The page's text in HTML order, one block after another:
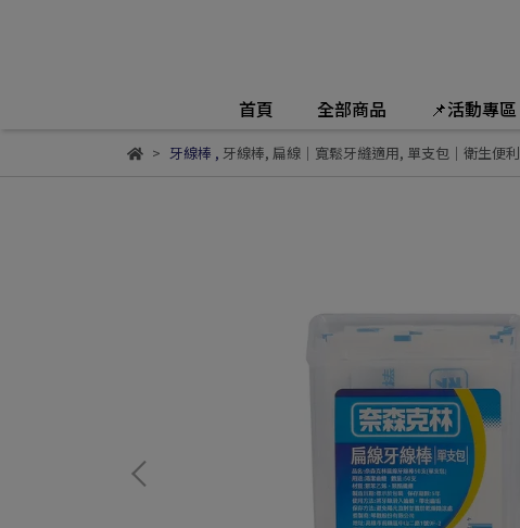
首頁 全部商品 📌活動專區
牙線棒 , 牙線棒, 扁線｜寬鬆牙縫適用, 單支包｜衛生便利